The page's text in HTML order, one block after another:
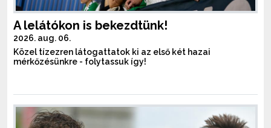
A lelátókon is bekezdtünk!
2026. aug. 06.
Közel tízezren látogattatok ki az első két hazai
mérkőzésünkre - folytassuk így!